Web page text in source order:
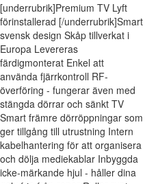
[underrubrik]Premium TV Lyft
förinstallerad [/underrubrik]Smart
svensk design Skåp tillverkat i
Europa Levereras
färdigmonterat Enkel att
använda fjärrkontroll RF-
överföring - fungerar även med
stängda dörrar och sänkt TV
Smart främre dörröppningar som
ger tillgång till utrustning Intern
kabelhantering för att organisera
och dölja mediekablar Inbyggda
icke-märkande hjul - håller dina